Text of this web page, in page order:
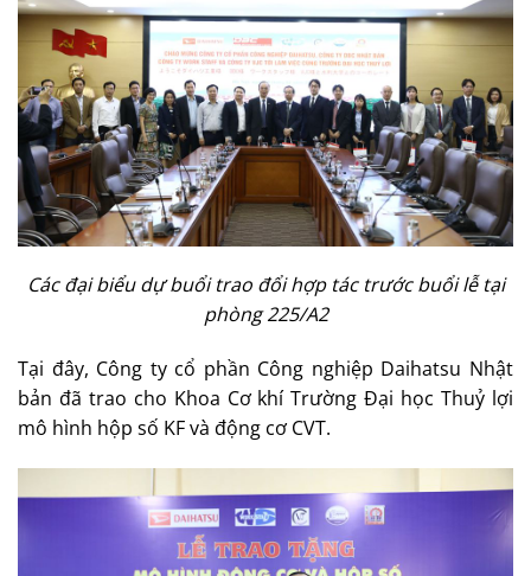
Các đại biểu dự buổi trao đổi hợp tác trước buổi lễ tại
phòng 225/A2
Tại đây, Công ty cổ phần Công nghiệp Daihatsu Nhật
bản đã trao cho Khoa Cơ khí Trường Đại học Thuỷ lợi
mô hình hộp số KF và động cơ CVT.